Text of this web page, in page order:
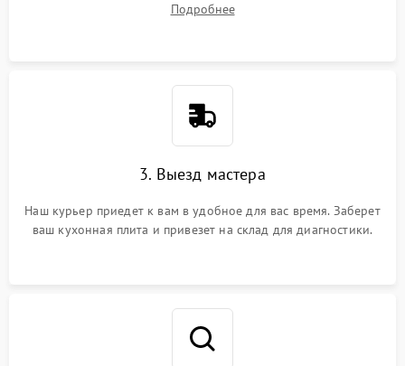
Подробнее
3. Выезд мастера
Наш курьер приедет к вам в удобное для вас время. Заберет
ваш кухонная плита и привезет на склад для диагностики.